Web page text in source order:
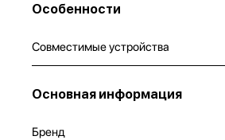
Особенности
Совместимые устройства
Основная информация
Бренд